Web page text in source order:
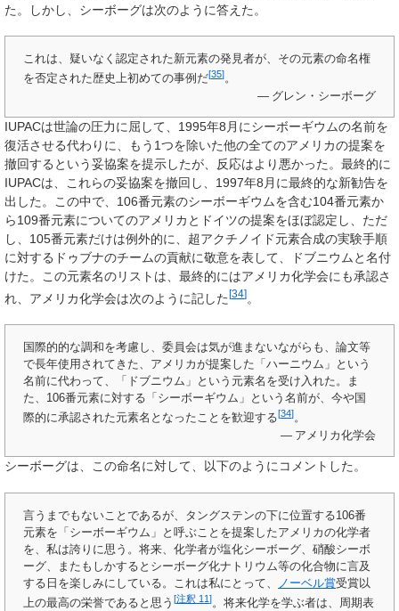
た。しかし、シーボーグは次のように答えた。
これは、疑いなく認定された新元素の発見者が、その元素の命名権
を否定された歴史上初めての事例だ[35]。
— グレン・シーボーグ
IUPACは世論の圧力に屈して、1995年8月にシーボーギウムの名前を
復活させる代わりに、もう1つを除いた他の全てのアメリカの提案を
撤回するという妥協案を提示したが、反応はより悪かった。最終的に
IUPACは、これらの妥協案を撤回し、1997年8月に最終的な新勧告を
出した。この中で、106番元素のシーボーギウムを含む104番元素か
ら109番元素についてのアメリカとドイツの提案をほぼ認定し、ただ
し、105番元素だけは例外的に、超アクチノイド元素合成の実験手順
に対するドゥブナのチームの貢献に敬意を表して、ドブニウムと名付
けた。この元素名のリストは、最終的にはアメリカ化学会にも承認さ
れ、アメリカ化学会は次のように記した [34] 。
国際的的な調和を考慮し、委員会は気が進まないながらも、論文等
で長年使用されてきた、アメリカが提案した「ハーニウム」という
名前に代わって、「ドブニウム」という元素名を受け入れた。ま
た、106番元素に対する「シーボーギウム」という名前が、今や国
際的に承認された元素名となったことを歓迎する[34]。
— アメリカ化学会
シーボーグは、この命名に対して、以下のようにコメントした。
言うまでもないことであるが、タングステンの下に位置する106番
元素を「シーボーギウム」と呼ぶことを提案したアメリカの化学者
を、私は誇りに思う。将来、化学者が塩化シーボーグ、硝酸シーボ
ーグ、またもしかするとシーボーグ化ナトリウム等の化合物に言及
する日を楽しみにしている。これは私にとって、
ノーベル賞受賞以
上の最高の栄誉であると思う [注釈 11]。将来化学を学ぶ者は、周期表